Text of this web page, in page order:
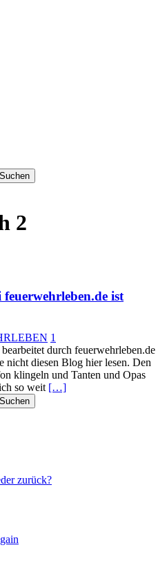
2
ist
1
durch feuerwehrleben.de
nicht diesen Blog hier lesen. Den
klingeln und Tanten und Opas
so weit […]
zurück?